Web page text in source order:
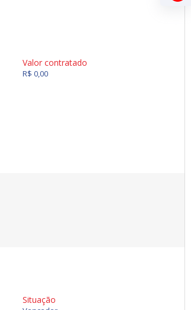
Valor contratado
R$ 0,00
Situação